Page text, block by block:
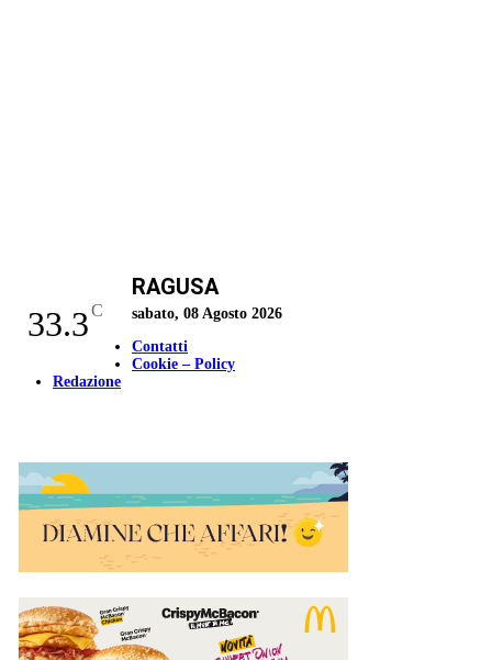
33.3C
RAGUSA
sabato, 08 Agosto 2026
Contatti
Cookie – Policy
Redazione